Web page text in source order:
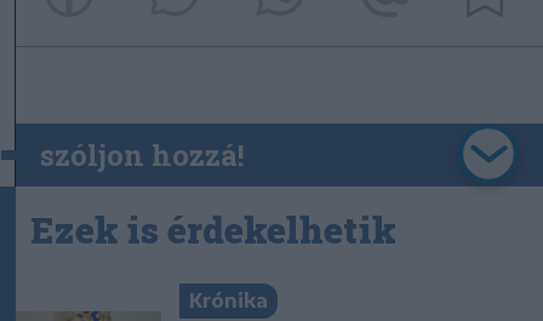
szóljon hozzá!
Ezek is érdekelhetik
Krónika